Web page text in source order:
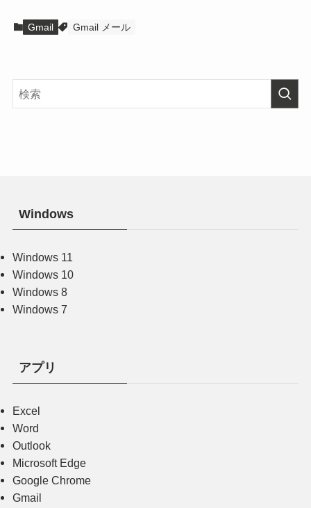
Gmail Gmail メール
Windows
Windows 11
Windows 10
Windows 8
Windows 7
アプリ
Excel
Word
Outlook
Microsoft Edge
Google Chrome
Gmail